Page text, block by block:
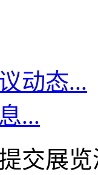
动态...
...
交展